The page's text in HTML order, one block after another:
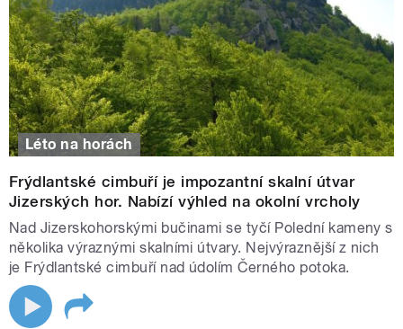
Léto na horách
Frýdlantské cimbuří je impozantní skalní útvar
Jizerských hor. Nabízí výhled na okolní vrcholy
Nad Jizerskohorskými bučinami se tyčí Polední kameny s
několika výraznými skalními útvary. Nejvýraznější z nich
je Frýdlantské cimbuří nad údolím Černého potoka.